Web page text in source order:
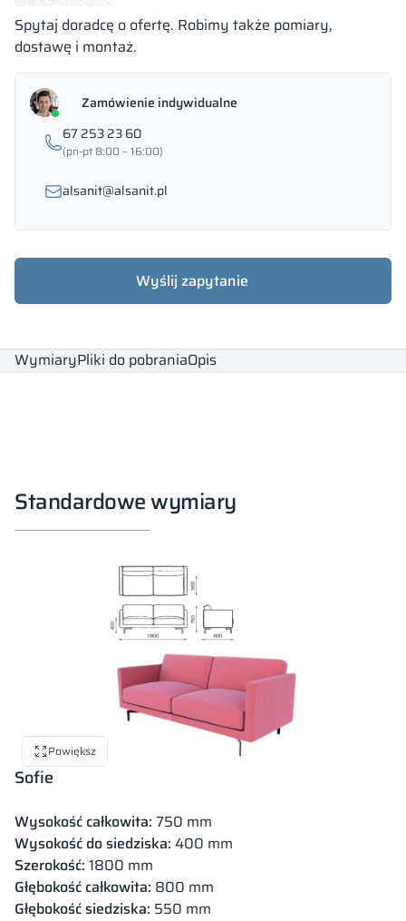
Spytaj doradcę o ofertę. Robimy także pomiary,
dostawę i montaż.
Zamówienie indywidualne
67 253 23 60
(pn-pt 8:00 – 16:00)
alsanit@alsanit.pl
Wyślij zapytanie
WymiaryPliki do pobraniaOpis
Standardowe wymiary
Powiększ
Sofie
Wysokość całkowita: 750 mm
Wysokość do siedziska: 400 mm
Szerokość: 1800 mm
Głębokość całkowita: 800 mm
Głębokość siedziska: 550 mm